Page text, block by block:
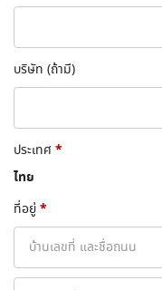
บริษัท (ถ้ามี)
ประเทศ *
ไทย
ที่อยู่ *